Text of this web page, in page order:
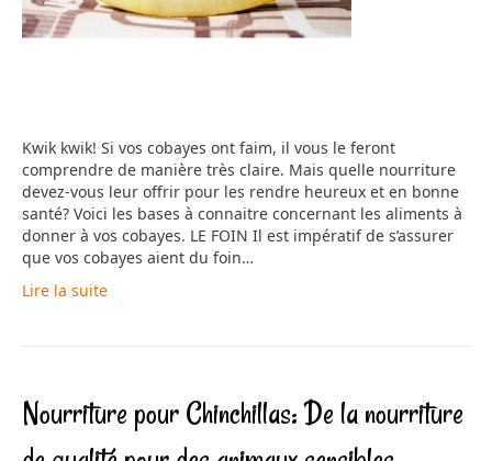
Kwik kwik! Si vos cobayes ont faim, il vous le feront
comprendre de manière très claire. Mais quelle nourriture
devez-vous leur offrir pour les rendre heureux et en bonne
santé? Voici les bases à connaitre concernant les aliments à
donner à vos cobayes. LE FOIN Il est impératif de s’assurer
que vos cobayes aient du foin…
Lire la suite
Nourriture pour Chinchillas: De la nourriture